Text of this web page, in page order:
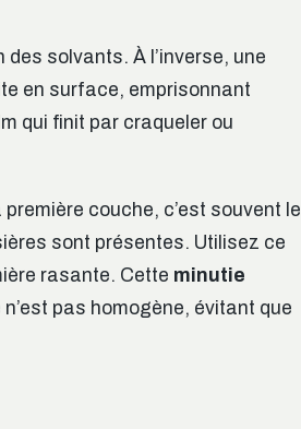
solvants. À l’inverse, une
en surface, emprisonnant
qui finit par craqueler ou
couche, c’est souvent le
sont présentes. Utilisez ce
rasante. Cette minutie
pas homogène, évitant que